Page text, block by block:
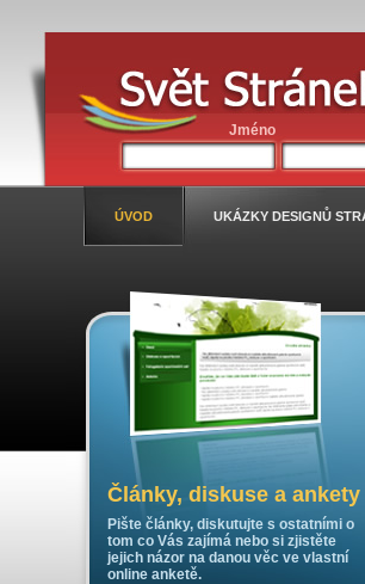
Jméno
ÚVOD UKÁZKY DESIGNŮ
Články, diskuse a ankety
Pište články, diskutujte s ostatními o
tom co Vás zajímá nebo si zjistěte
jejich názor na danou věc ve vlastní
online anketě.